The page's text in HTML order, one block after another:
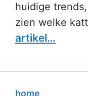
huidige
zien welke
artikel…
home